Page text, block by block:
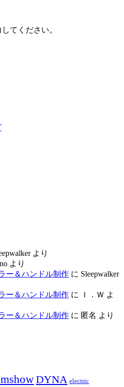
てください。
より
より
＆ハンドル制作 に Sleepwalker
＆ハンドル制作 に Ｉ．Ｗ よ
＆ハンドル制作 に 匿名 より
DYNA electric